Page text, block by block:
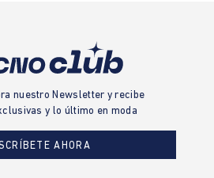
nuestro Newsletter y recibe
y lo último en moda
AHORA